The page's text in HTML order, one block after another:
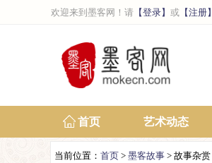
欢迎来到墨客网！请 【登录】 或 【注册】
首页 艺术动态
当前位置： 首页 > 墨客故事 > 故事杂赏